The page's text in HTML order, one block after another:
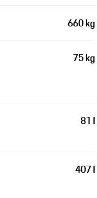
660 kg
75 kg
81 l
407 l